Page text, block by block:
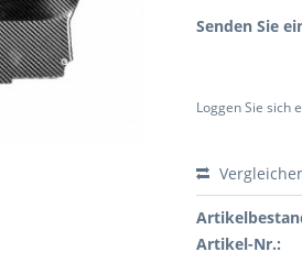
Senden Sie
Loggen Sie sich
Artikel-Nr.: